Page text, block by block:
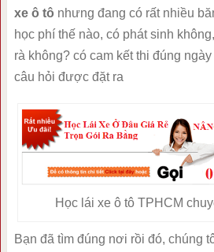
xe ô tô nhưng đang có rất nhiều
học phí thế nào, có phát sinh
rà không? có cam kết thi đúng
câu hỏi được đặt ra
Học lái xe ô tô TPHCM
Bạn đã tìm đúng nơi rồi đó, chúng